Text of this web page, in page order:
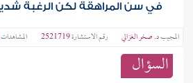
في سن المراهقة لكن الرغبة
المجيبد. صخر الغزالي رقم الاستشارة2521719 المشاهدات
السؤال